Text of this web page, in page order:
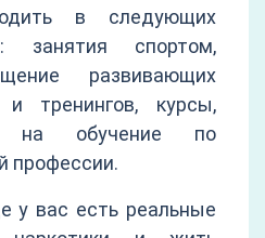
в следующих
занятия спортом,
развивающих
и тренингов, курсы,
на обучение по
профессии.
у вас есть реальные